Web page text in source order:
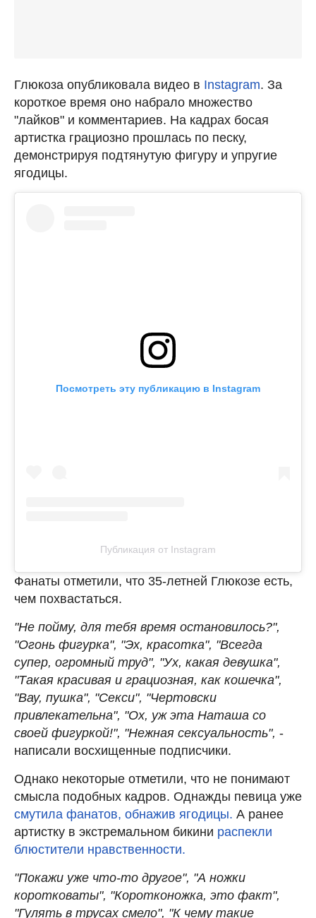
Глюкоза опубликовала видео в Instagram. За
короткое время оно набрало множество
"лайков" и комментариев. На кадрах босая
артистка грациозно прошлась по песку,
демонстрируя подтянутую фигуру и упругие
ягодицы.
Посмотреть эту публикацию в Instagram
Публикация от Instagram
Фанаты отметили, что 35-летней Глюкозе есть,
чем похвастаться.
"Не пойму️, для тебя время остановилось?",
"Огонь фигурка", "Эх, красотка", "Всегда
супер, огромный труд", "Ух, какая девушка",
"Такая красивая и грациозная, как кошечка",
"Вау, пушка", "Секси", "Чертовски
привлекательна", "Ох, уж эта Наташа со
своей фигуркой!", "Нежная сексуальность", -
написали восхищенные подписчики.
Однако некоторые отметили, что не понимают
смысла подобных кадров. Однажды певица уже
смутила фанатов, обнажив ягодицы. А ранее
артистку в экстремальном бикини распекли
блюстители нравственности.
"Покажи уже что-то другое", "А ножки
коротковаты", "Коротконожка, это факт",
"Гулять в трусах смело", "К чему такие